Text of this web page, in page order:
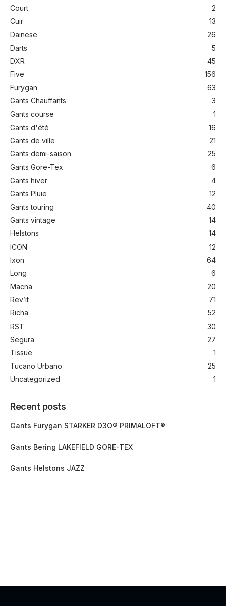
Court
2
Cuir
13
Dainese
26
Darts
5
DXR
45
Five
156
Furygan
63
Gants Chauffants
3
Gants course
1
Gants d'été
16
Gants de ville
21
Gants demi-saison
25
Gants Gore-Tex
6
Gants hiver
4
Gants Pluie
12
Gants touring
40
Gants vintage
14
Helstons
14
ICON
12
Ixon
64
Long
6
Macna
20
Rev’it
71
Richa
52
RST
30
Segura
27
Tissue
1
Tucano Urbano
25
Uncategorized
1
Recent posts
Gants Furygan STARKER D3O® PRIMALOFT®
Gants Bering LAKEFIELD GORE-TEX
Gants Helstons JAZZ